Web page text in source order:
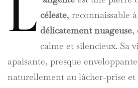
L céleste, reconnaissable
délicatement nuageuse,
calme et silencieux. Sa
apaisante, presque
naturellement au lâcher-prise